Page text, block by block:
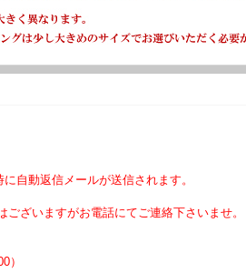
自動返信メールが送信されます。
ざいますがお電話にてご連絡下さいませ。
）